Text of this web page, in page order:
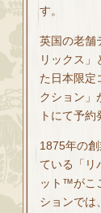
す。
英国の老舗
リックス」
た日本限定
クション」
トにて予約
1875年の
ている「リ
ット™がこ
ションでは